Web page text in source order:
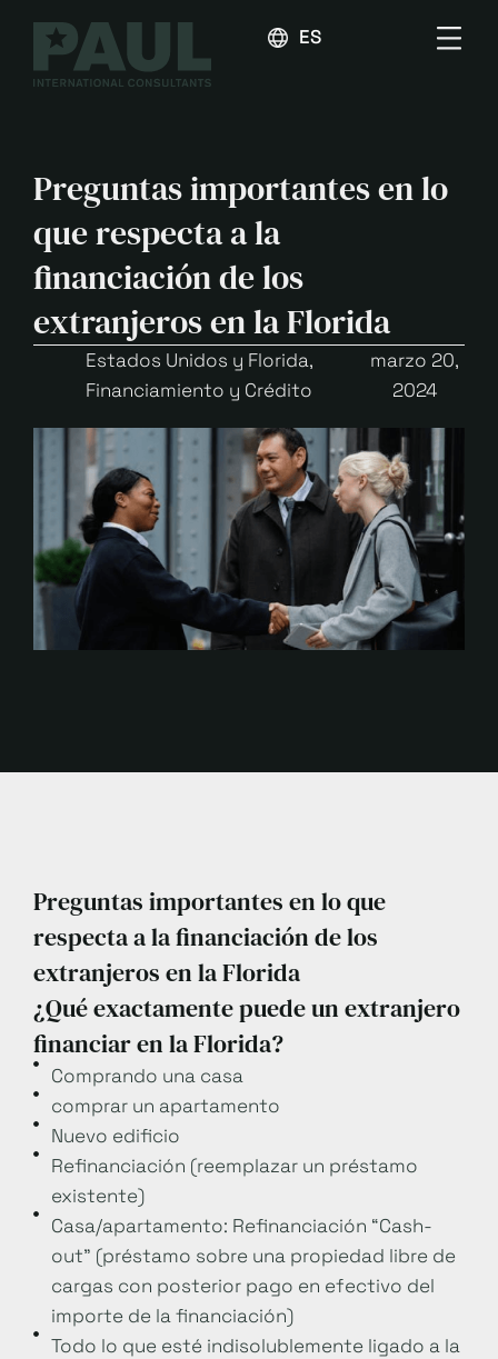
ESPAÑOL
Preguntas importantes en lo
que respecta a la
financiación de los
extranjeros en la Florida
Estados Unidos y Florida,
Financiamiento y Crédito
marzo 20,
2024
Preguntas importantes en lo que
respecta a la financiación de los
extranjeros en la Florida
¿Qué exactamente puede un extranjero
financiar en la Florida?
Comprando una casa
comprar un apartamento
Nuevo edificio
Refinanciación (reemplazar un préstamo
existente)
Casa/apartamento: Refinanciación “Cash-
out” (préstamo sobre una propiedad libre de
cargas con posterior pago en efectivo del
importe de la financiación)
Todo lo que esté indisolublemente ligado a la